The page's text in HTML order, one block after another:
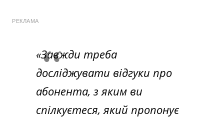
РЕКЛАМА
«Завжди треба
досліджувати відгуки про
абонента, з яким ви
спілкуєтеся, який пропонує